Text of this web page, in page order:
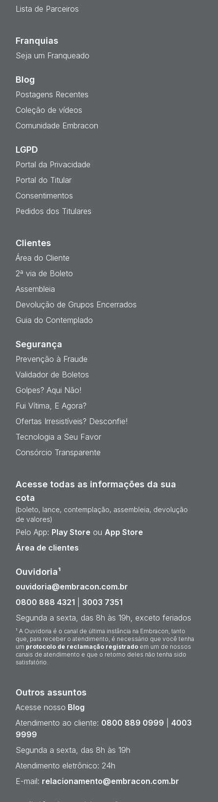
Lista de Parceiros
Franquias
Seja um Franqueado
Blog
Postagens Recentes
Coleção de vídeos
Comunidade Embracon
LGPD
Portal da Privacidade
Portal do Titular
Consentimentos
Pedidos dos Titulares
Clientes
Área do Cliente
2ª via de Boleto
Assembleia
Devolução de Grupos Encerrados
Guia do Contemplado
Segurança
Prevenção à Fraude
Validador de Boletos
Golpes? Aqui Não!
Fui Vítima, E Agora?
Ofertas Irresistíveis? Desconfie!
Tecnologia a Seu Favor
Consórcio Transparente
Acesse todas as informações da sua
cota
(boleto, lance, contemplação, assembleia, devolução
de valores)
Pelo App: Play Store ou App Store
Área de clientes
Ouvidoria¹
ouvidoria@embracon.com.br
0800 888 4321
3003 7351
Segunda a sexta, das 8h às 19h, exceto feriados
¹ A Ouvidoria é o canal de última instância na Embracon, tanto
que, para receber o atendimento, é necessário que você tenha
um protocolo de reclamação registrado em um de nossos
canais de atendimento e que o retorno deles não tenha sido
satisfatório.
Outros assuntos
Acesse nosso Blog
Atendimento ao cliente: 0800 889 0999
4003
9999
Segunda a sexta, das 8h às 19h
Atendimento eletrônico: 24h
E-mail: relacionamento@embracon.com.br